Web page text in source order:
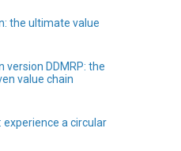
the ultimate value
version DDMRP: the
value chain
experience a circular